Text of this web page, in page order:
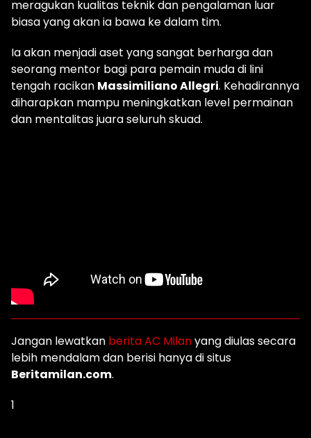
meragukan kualitas teknik dan pengalaman luar
biasa yang akan ia bawa ke dalam tim.
Ia akan menjadi aset yang sangat berharga dan
seorang mentor bagi para pemain muda di lini
tengah racikan Massimiliano Allegri. Kehadirannya
diharapkan mampu meningkatkan level permainan
dan mentalitas juara seluruh skuad.
Jangan lewatkan berita AC Milanyang diulas secara
lebih mendalam dan berisi hanya di situs
Beritamilan.com.
1